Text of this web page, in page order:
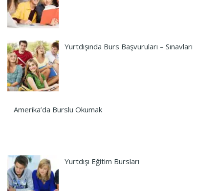
Yurtdışında Burs Başvuruları – Sınavları
Amerika’da Burslu Okumak
Yurtdışı Eğitim Bursları